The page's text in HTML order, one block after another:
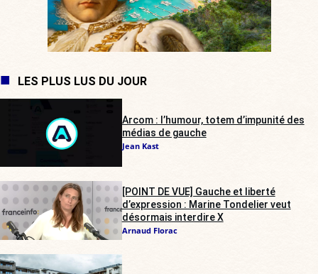
LES PLUS LUS DU JOUR
Arcom : l’humour, totem d’impunité des
médias de gauche
Jean Kast
[POINT DE VUE] Gauche et liberté
d’expression : Marine Tondelier veut
désormais interdire X
Arnaud Florac